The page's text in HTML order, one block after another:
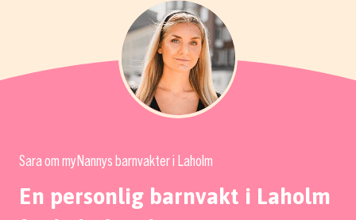
Sara om myNannys barnvakter i Laholm
En personlig barnvakt i Laholm